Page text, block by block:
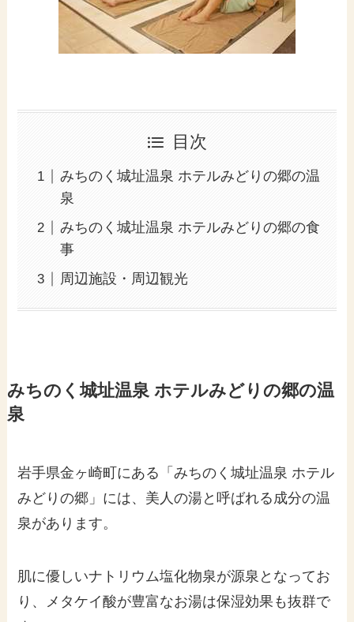
目次
みちのく城址温泉 ホテルみどりの郷の温
泉
みちのく城址温泉 ホテルみどりの郷の食
事
周辺施設・周辺観光
みちのく城址温泉 ホテルみどりの郷の温
泉
岩手県金ヶ崎町にある「みちのく城址温泉 ホテル
みどりの郷」には、美人の湯と呼ばれる成分の温
泉があります。
肌に優しいナトリウム塩化物泉が源泉となってお
り、メタケイ酸が豊富なお湯は保湿効果も抜群で